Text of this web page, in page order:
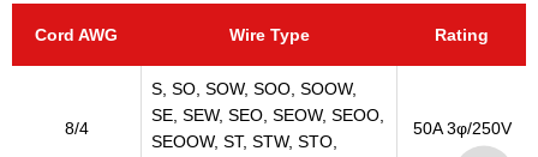
Cord AWG Wire Type Rating
8/4
S, SO, SOW, SOO, SOOW,
SE, SEW, SEO, SEOW, SEOO,
SEOOW, ST, STW, STO,
50A 3φ/250V